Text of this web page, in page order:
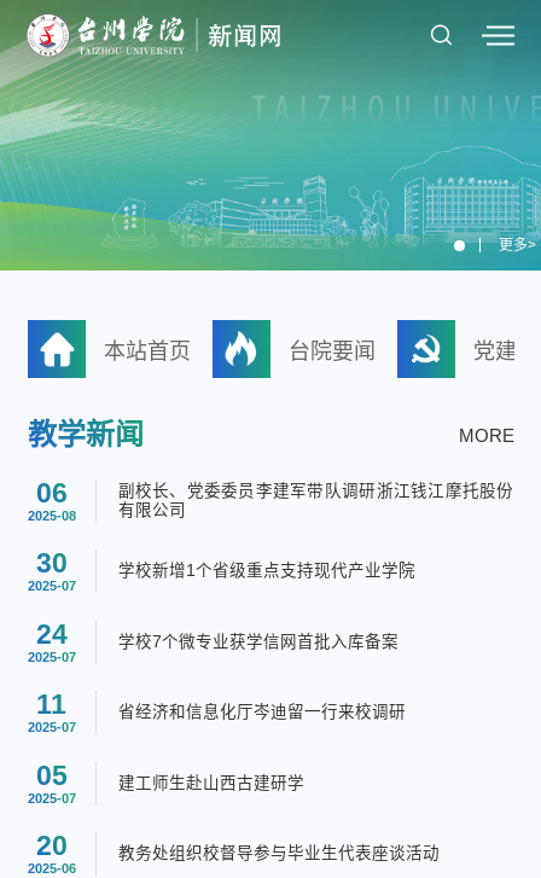
更多>
本站首页 台院要闻 党建
教学新闻 MORE
06
2025-08
副校长、党委委员李建军带队调研浙江钱江摩托股份
有限公司
30
2025-07
学校新增1个省级重点支持现代产业学院
24
2025-07
学校7个微专业获学信网首批入库备案
11
2025-07
省经济和信息化厅岑迪留一行来校调研
05
2025-07
建工师生赴山西古建研学
20
2025-06
教务处组织校督导参与毕业生代表座谈活动